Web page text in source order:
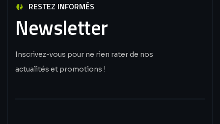
RESTEZ INFORMÉS
Newsletter
Inscrivez-vous pour ne rien rater de nos
actualités et promotions !